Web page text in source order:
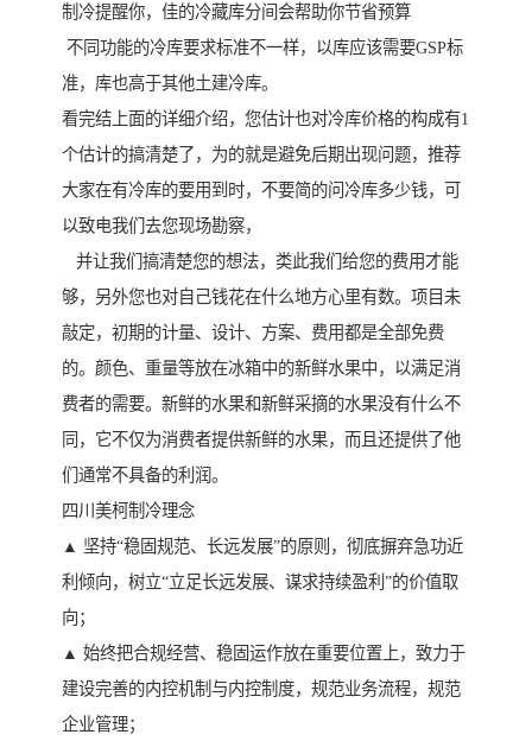
制冷提醒你，佳的冷藏库分间会帮助你节省预算
不同功能的冷库要求标准不一样，以库应该需要GSP标
准，库也高于其他土建冷库。
看完结上面的详细介绍，您估计也对冷库价格的构成有1
个估计的搞清楚了，为的就是避免后期出现问题，推荐
大家在有冷库的要用到时，不要简的问冷库多少钱，可
以致电我们去您现场勘察，
并让我们搞清楚您的想法，类此我们给您的费用才能
够，另外您也对自己钱花在什么地方心里有数。项目未
敲定，初期的计量、设计、方案、费用都是全部免费
的。颜色、重量等放在冰箱中的新鲜水果中，以满足消
费者的需要。新鲜的水果和新鲜采摘的水果没有什么不
同，它不仅为消费者提供新鲜的水果，而且还提供了他
们通常不具备的利润。
四川美柯制冷理念
▲ 坚持“稳固规范、长远发展”的原则，彻底摒弃急功近
利倾向，树立“立足长远发展、谋求持续盈利”的价值取
向；
▲ 始终把合规经营、稳固运作放在重要位置上，致力于
建设完善的内控机制与内控制度，规范业务流程，规范
企业管理；